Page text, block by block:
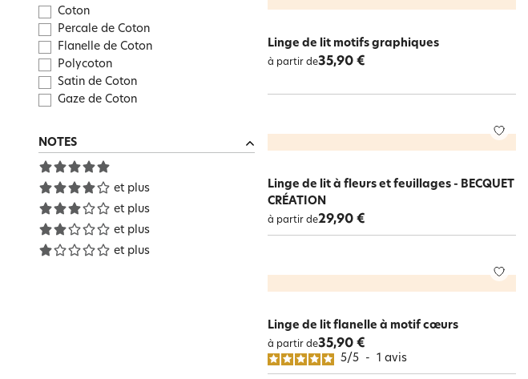
Coton
Percale de Coton
Flanelle de Coton
Polycoton
Satin de Coton
Gaze de Coton
NOTES
et plus
et plus
et plus
et plus
Linge de lit motifs graphiques
à partir de35,90 €
Linge de lit à fleurs et feuillages - BECQUET
CRÉATION
à partir de29,90 €
Linge de lit flanelle à motif cœurs
à partir de35,90 €
5/5 - 1 avis